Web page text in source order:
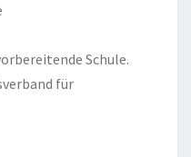
Schule.
für